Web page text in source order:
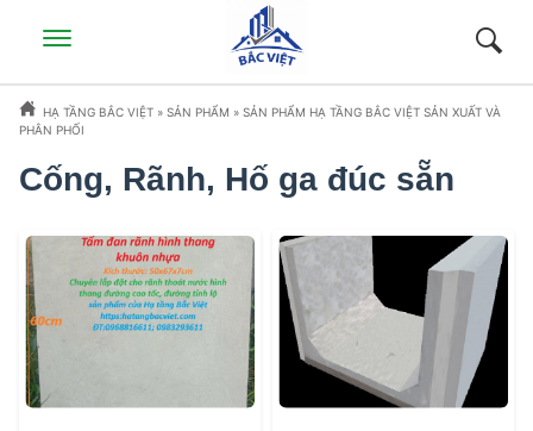
HẠ TẦNG BẮC VIỆT » SẢN PHẨM » SẢN PHẨM HẠ TẦNG BẮC VIỆT SẢN XUẤT VÀ
PHÂN PHỐI
Cống, Rãnh, Hố ga đúc sẵn